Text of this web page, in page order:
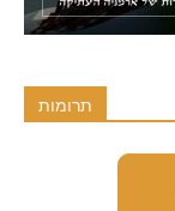
תרומות